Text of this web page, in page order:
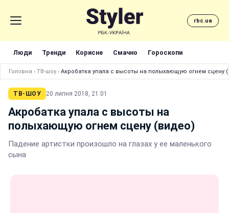
rbc.ua
Люди Тренди Корисне Смачно Гороскопи
Головна › ТВ-шоу › Акробатка упала с высоты на полыхающую огнем сцену
ТВ-ШОУ 20 липня 2018, 21:01
Акробатка упала с высоты на
полыхающую огнем сцену (видео)
Падение артистки произошло на глазах у ее маленького
сына